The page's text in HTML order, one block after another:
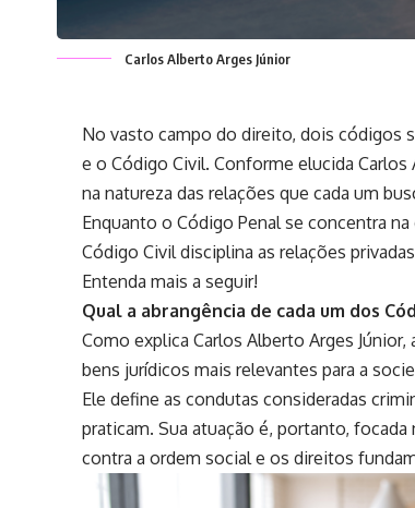
Carlos Alberto Arges Júnior
No vasto campo do direito, dois códigos
e o Código Civil. Conforme elucida
na natureza das relações que cada um
Enquanto o Código Penal se concentra
Código Civil disciplina as relações
Entenda mais a seguir!
Qual a abrangência de cada um dos
Como explica Carlos Alberto Arges
bens jurídicos mais relevantes para a
Ele define as condutas consideradas
praticam. Sua atuação é, portanto,
contra a ordem social e os direitos